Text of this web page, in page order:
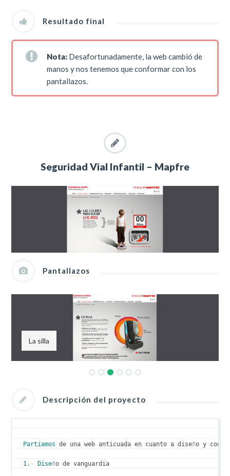
Resultado final
Nota: Desafortunadamente, la web cambió de
manos y nos tenemos que conformar con los
pantallazos.
Seguridad Vial Infantil – Mapfre
Pantallazos
La silla
Descripción del proyecto
Partiamos de una web anticuada en cuanto a diseño y
1. - Diseño de vanguardia